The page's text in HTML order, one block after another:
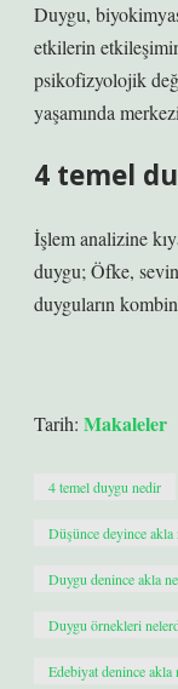
Duygu,
etkilerin
psikofizyolojik
yaşamında
4 temel
İşlem analizine
duygu; Öfke,
duyguların
Tarih: Makaleler
4 temel duygu nedir
Düşünce deyince akla
Duygu denince akla
Duygu örnekleri
Edebiyat denince akla